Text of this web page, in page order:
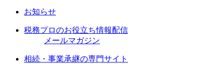
お知らせ
税務プロのお役立ち情報配信
メールマガジン
相続・事業承継の専門サイト